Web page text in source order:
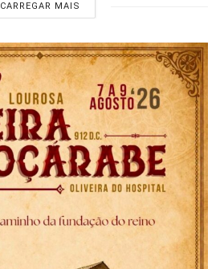
CARREGAR MAIS